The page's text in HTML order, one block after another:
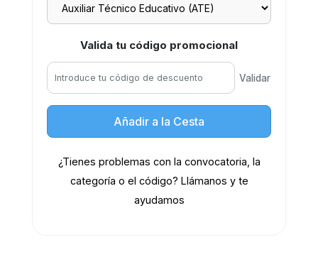
Valida tu código promocional
Validar
Añadir a la Cesta
¿Tienes problemas con la convocatoria, la
categoría o el código? Llámanos y te
ayudamos